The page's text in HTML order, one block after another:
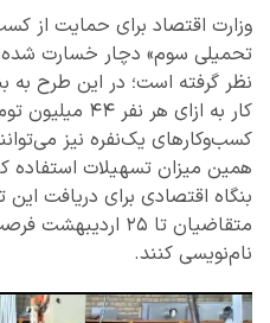
وزارت اقتصاد برای حمایت از
تحمیلی سوم» دچار خسارت
کار به ازای
کسب‌وکارهای یک‌نفره نیز
بنگاه اقتصادی برای دریافت
متقاضیان تا ۲۵
نام‌نویسی کنند.